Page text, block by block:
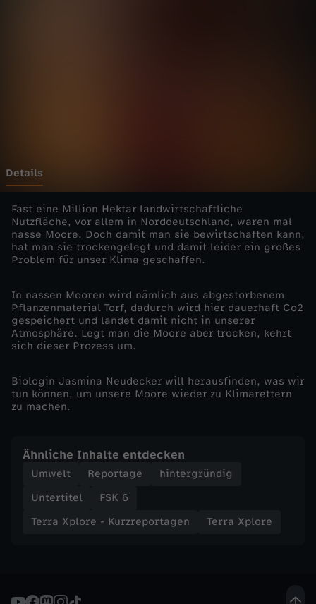
K
u
r
r
e
p
o
r
t
a
Details
Fast eine Million Hektar landwirtschaftliche
Nutzfläche, vor allem in Norddeutschland, waren mal
nasse Moore. Doch damit man sie bewirtschaften kann,
hat man sie trockengelegt und damit leider ein großes
Problem für unser Klima geschaffen.
In nassen Mooren wird nämlich aus abgestorbenem
Pflanzenmaterial Torf, dadurch wird hier dauerhaft Co2
gespeichert und landet damit nicht in unserer
Atmosphäre. Legt man die Moore aber trocken, kehrt
sich dieser Prozess um.
Biologin Jasmina Neudecker will herausfinden, was wir
tun können, um unsere Moore wieder zu Klimarettern
zu machen.
Ähnliche Inhalte entdecken
Umwelt Reportage
hintergründig
Untertitel
FSK 6
Terra Xplore - Kurzreportagen
Terra Xplore